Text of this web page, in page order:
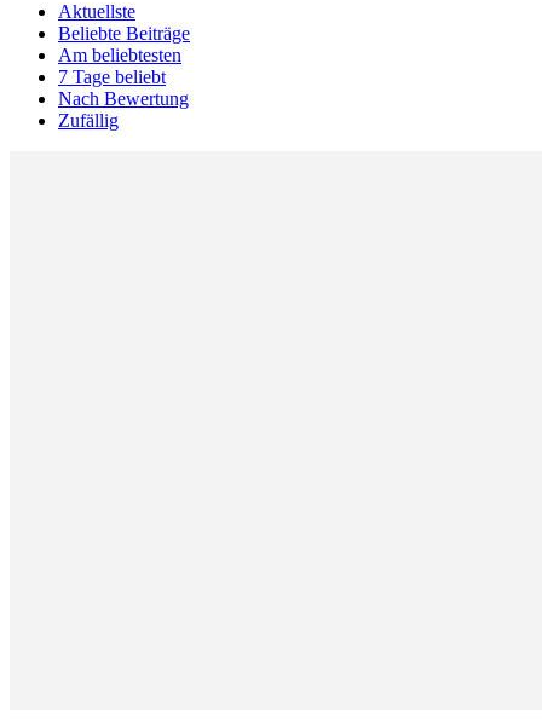
Aktuellste
Beliebte Beiträge
Am beliebtesten
7 Tage beliebt
Nach Bewertung
Zufällig